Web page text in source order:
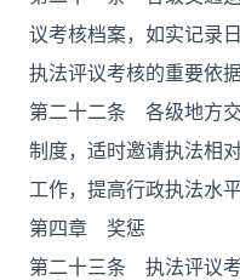
议考核档案，如实记录
执法评议考核的重要依据
第二十二条 各级地方
制度，适时邀请执法相
工作，提高行政执法水平
第四章 奖惩
第二十三条 执法评议